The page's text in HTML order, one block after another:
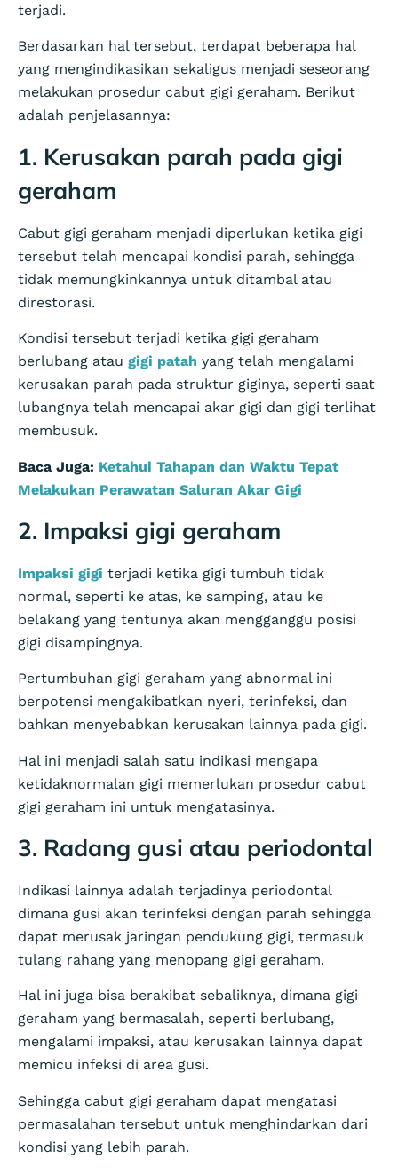
terjadi.
Berdasarkan hal tersebut, terdapat beberapa hal
yang mengindikasikan sekaligus menjadi seseorang
melakukan prosedur cabut gigi geraham. Berikut
adalah penjelasannya:
1. Kerusakan parah pada gigi
geraham
Cabut gigi geraham menjadi diperlukan ketika gigi
tersebut telah mencapai kondisi parah, sehingga
tidak memungkinkannya untuk ditambal atau
direstorasi.
Kondisi tersebut terjadi ketika gigi geraham
berlubang atau gigi patah yang telah mengalami
kerusakan parah pada struktur giginya, seperti saat
lubangnya telah mencapai akar gigi dan gigi terlihat
membusuk.
Baca Juga: Ketahui Tahapan dan Waktu Tepat
Melakukan Perawatan Saluran Akar Gigi
2. Impaksi gigi geraham
Impaksi gigi terjadi ketika gigi tumbuh tidak
normal, seperti ke atas, ke samping, atau ke
belakang yang tentunya akan mengganggu posisi
gigi disampingnya.
Pertumbuhan gigi geraham yang abnormal ini
berpotensi mengakibatkan nyeri, terinfeksi, dan
bahkan menyebabkan kerusakan lainnya pada gigi.
Hal ini menjadi salah satu indikasi mengapa
ketidaknormalan gigi memerlukan prosedur cabut
gigi geraham ini untuk mengatasinya.
3. Radang gusi atau periodontal
Indikasi lainnya adalah terjadinya periodontal
dimana gusi akan terinfeksi dengan parah sehingga
dapat merusak jaringan pendukung gigi, termasuk
tulang rahang yang menopang gigi geraham.
Hal ini juga bisa berakibat sebaliknya, dimana gigi
geraham yang bermasalah, seperti berlubang,
mengalami impaksi, atau kerusakan lainnya dapat
memicu infeksi di area gusi.
Sehingga cabut gigi geraham dapat mengatasi
permasalahan tersebut untuk menghindarkan dari
kondisi yang lebih parah.